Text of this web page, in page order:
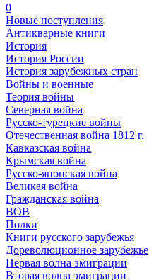
0
Новые поступления
Антикварные книги
История
История России
История зарубежных стран
Войны и военные
Теория войны
Северная война
Русско-турецкие войны
Отечественная война 1812 г.
Кавказская война
Крымская война
Русско-японская война
Великая война
Гражданская война
ВОВ
Полки
Книги русского зарубежья
Дореволюционное зарубежье
Первая волна эмиграции
Вторая волна эмиграции